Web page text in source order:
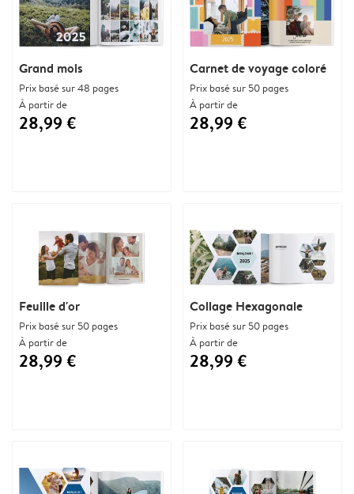
Carnet de voyage coloré
Prix basé sur 50 pages
À partir de
28,99 €
Collage Hexagonale
Prix basé sur 50 pages
À partir de
28,99 €
Grand mois
Prix basé sur 48 pages
À partir de
28,99 €
Feuille d'or
Prix basé sur 50 pages
À partir de
28,99 €